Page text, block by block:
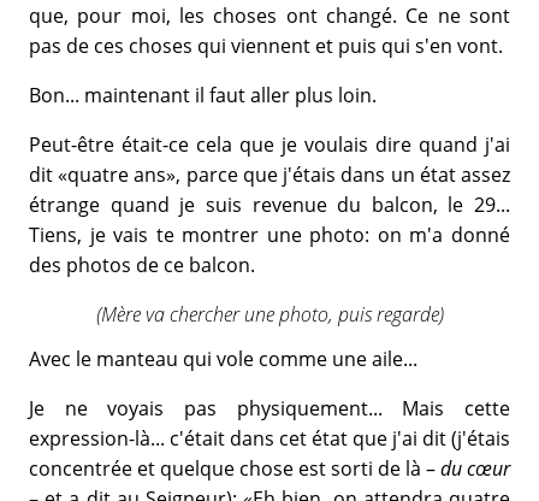
que, pour moi, les choses ont changé. Ce ne sont
pas de ces choses qui viennent et puis qui s'en vont.
Bon... maintenant il faut aller plus loin.
Peut-être était-ce cela que je voulais dire quand j'ai
dit «quatre ans», parce que j'étais dans un état assez
étrange quand je suis revenue du balcon, le 29...
Tiens, je vais te montrer une photo: on m'a donné
des photos de ce balcon.
(Mère va chercher une photo, puis regarde)
Avec le manteau qui vole comme une aile...
Je ne voyais pas physiquement... Mais cette
expression-là... c'était dans cet état que j'ai dit (j'étais
concentrée et quelque chose est sorti de là –du cœur